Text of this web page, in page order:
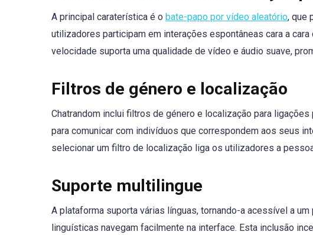
A principal caraterística é o bate-papo por vídeo aleatório, que
utilizadores participam em interações espontâneas cara a
velocidade suporta uma qualidade de vídeo e áudio suave,
Filtros de género e localização
Chatrandom inclui filtros de género e localização para
para comunicar com indivíduos que correspondem aos seus
selecionar um filtro de localização liga os utilizadores a
Suporte multilingue
A plataforma suporta várias línguas, tornando-a acessível a
linguísticas navegam facilmente na interface. Esta inclusão